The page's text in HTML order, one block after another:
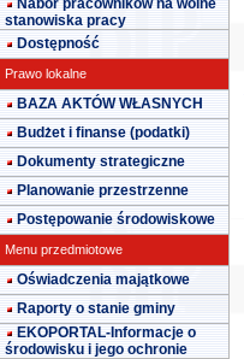
Nabór pracowników na wolne
stanowiska pracy
Dostępność
Prawo lokalne
BAZA AKTÓW WŁASNYCH
Budżet i finanse (podatki)
Dokumenty strategiczne
Planowanie przestrzenne
Postępowanie środowiskowe
Menu przedmiotowe
Oświadczenia majątkowe
Raporty o stanie gminy
EKOPORTAL-Informacje o
środowisku i jego ochronie